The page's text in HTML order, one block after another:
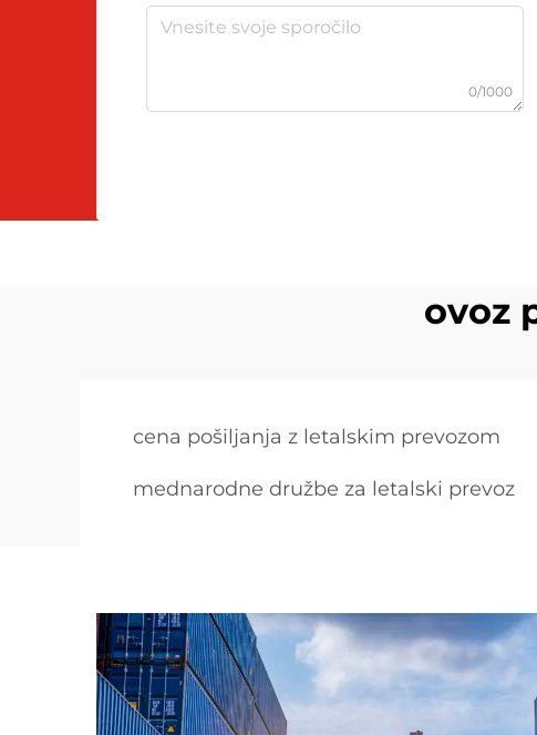
0/1000
ovoz
cena pošiljanja z letalskim prevozom
mednarodne družbe za letalski prevoz